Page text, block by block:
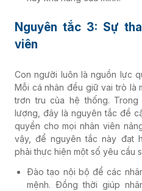
Nguyên tắc 3: Sự
viên
Con người luôn là nguồn lực
Mỗi cá nhân đều giữ vai trò là
trơn tru của hệ thống.
lượng, đây là nguyên tắc đề
quyền cho mọi nhân viên
vậy, để nguyên tắc này đạt
phải thực hiện một số yêu cầu
Đào tạo nội bộ để các
mệnh. Đồng thời giúp